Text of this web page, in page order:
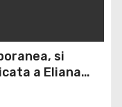
si
a Eliana